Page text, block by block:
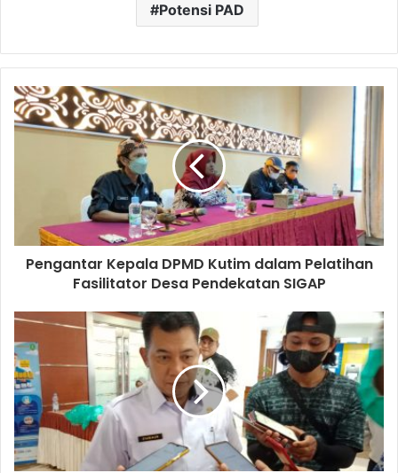
Potensi PAD
Pengantar Kepala DPMD Kutim dalam Pelatihan
Fasilitator Desa Pendekatan SIGAP